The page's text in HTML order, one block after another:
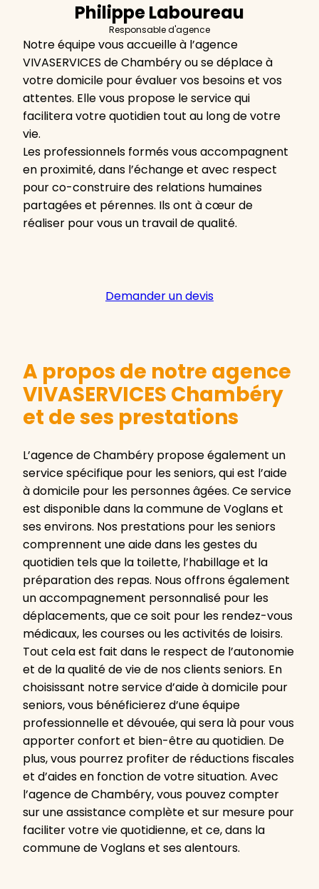
Philippe Laboureau
Responsable d'agence
Notre équipe vous accueille à l’agence
VIVASERVICES de Chambéry ou se déplace à
votre domicile pour évaluer vos besoins et vos
attentes. Elle vous propose le service qui
facilitera votre quotidien tout au long de votre
vie.
Les professionnels formés vous accompagnent
en proximité, dans l’échange et avec respect
pour co-construire des relations humaines
partagées et pérennes. Ils ont à cœur de
réaliser pour vous un travail de qualité.
Demander un devis
A propos de notre agence
VIVASERVICES Chambéry
et de ses prestations
L’agence de Chambéry propose également un
service spécifique pour les seniors, qui est l’aide
à domicile pour les personnes âgées. Ce service
est disponible dans la commune de Voglans et
ses environs. Nos prestations pour les seniors
comprennent une aide dans les gestes du
quotidien tels que la toilette, l’habillage et la
préparation des repas. Nous offrons également
un accompagnement personnalisé pour les
déplacements, que ce soit pour les rendez-vous
médicaux, les courses ou les activités de loisirs.
Tout cela est fait dans le respect de l’autonomie
et de la qualité de vie de nos clients seniors. En
choisissant notre service d’aide à domicile pour
seniors, vous bénéficierez d’une équipe
professionnelle et dévouée, qui sera là pour vous
apporter confort et bien-être au quotidien. De
plus, vous pourrez profiter de réductions fiscales
et d’aides en fonction de votre situation. Avec
l’agence de Chambéry, vous pouvez compter
sur une assistance complète et sur mesure pour
faciliter votre vie quotidienne, et ce, dans la
commune de Voglans et ses alentours.